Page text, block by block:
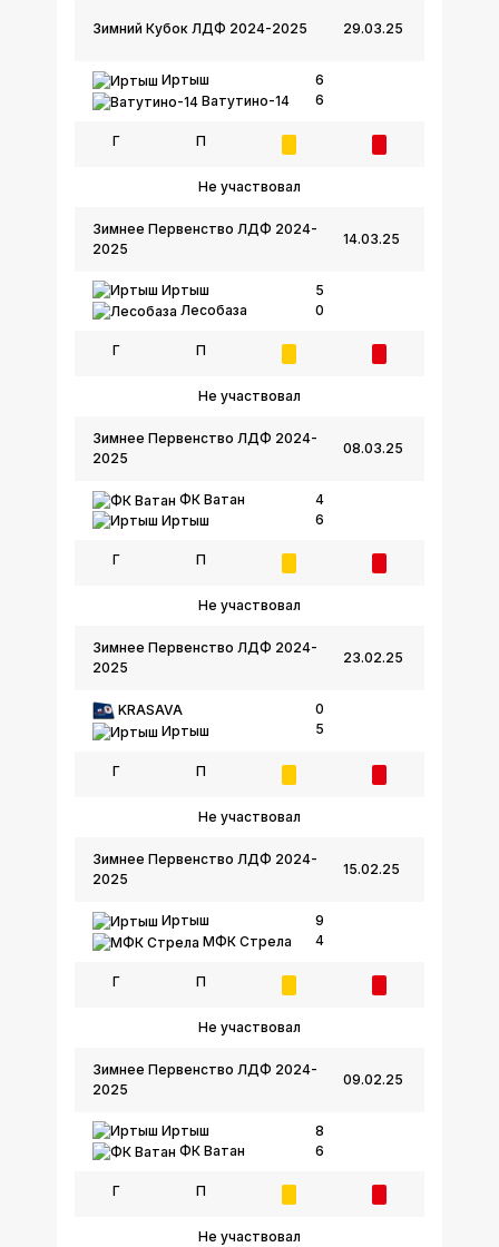
29.03.25
Зимний Кубок ЛДФ 2024-2025
Иртыш
Ватутино-14
6
6
Г П
Не участвовал
14.03.25
Зимнее Первенство ЛДФ 2024-
2025
Иртыш
Лесобаза
5
0
Г П
Не участвовал
08.03.25
Зимнее Первенство ЛДФ 2024-
2025
ФК Ватан
Иртыш
4
6
Г П
Не участвовал
23.02.25
Зимнее Первенство ЛДФ 2024-
2025
KRASAVA
Иртыш
0
5
Г П
Не участвовал
15.02.25
Зимнее Первенство ЛДФ 2024-
2025
Иртыш
МФК Стрела
9
4
Г П
Не участвовал
09.02.25
Зимнее Первенство ЛДФ 2024-
2025
Иртыш
ФК Ватан
8
6
Г П
Не участвовал